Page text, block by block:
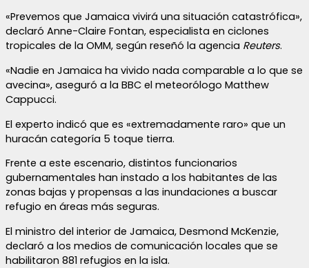
«Prevemos que Jamaica vivirá una situación catastrófica»,
declaró Anne-Claire Fontan, especialista en ciclones
tropicales de la OMM, según reseñó la agencia Reuters.
«Nadie en Jamaica ha vivido nada comparable a lo que se
avecina», aseguró a la BBC el meteorólogo Matthew
Cappucci.
El experto indicó que es «extremadamente raro» que un
huracán categoría 5 toque tierra.
Frente a este escenario, distintos funcionarios
gubernamentales han instado a los habitantes de las
zonas bajas y propensas a las inundaciones a buscar
refugio en áreas más seguras.
El ministro del interior de Jamaica, Desmond McKenzie,
declaró a los medios de comunicación locales que se
habilitaron 881 refugios en la isla.